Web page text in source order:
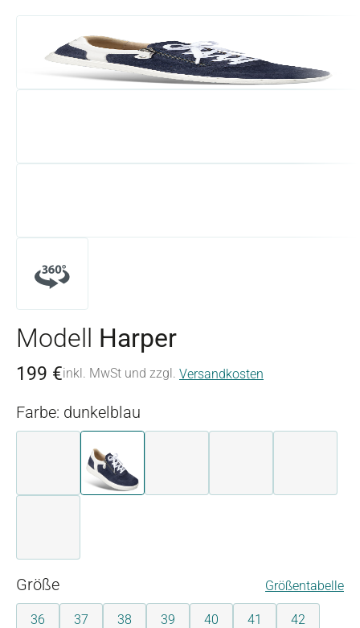
Modell Harper
199 €inkl. MwSt und zzgl. Versandkosten
Farbe: dunkelblau
aubergine dunkelblau
Größeauswählen Größentabelle
36 37 38 39 40 41 42